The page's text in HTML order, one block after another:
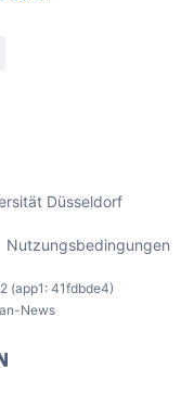
Düsseldorf
Nutzungsbedingungen
(app1: 41fdbde4)
News